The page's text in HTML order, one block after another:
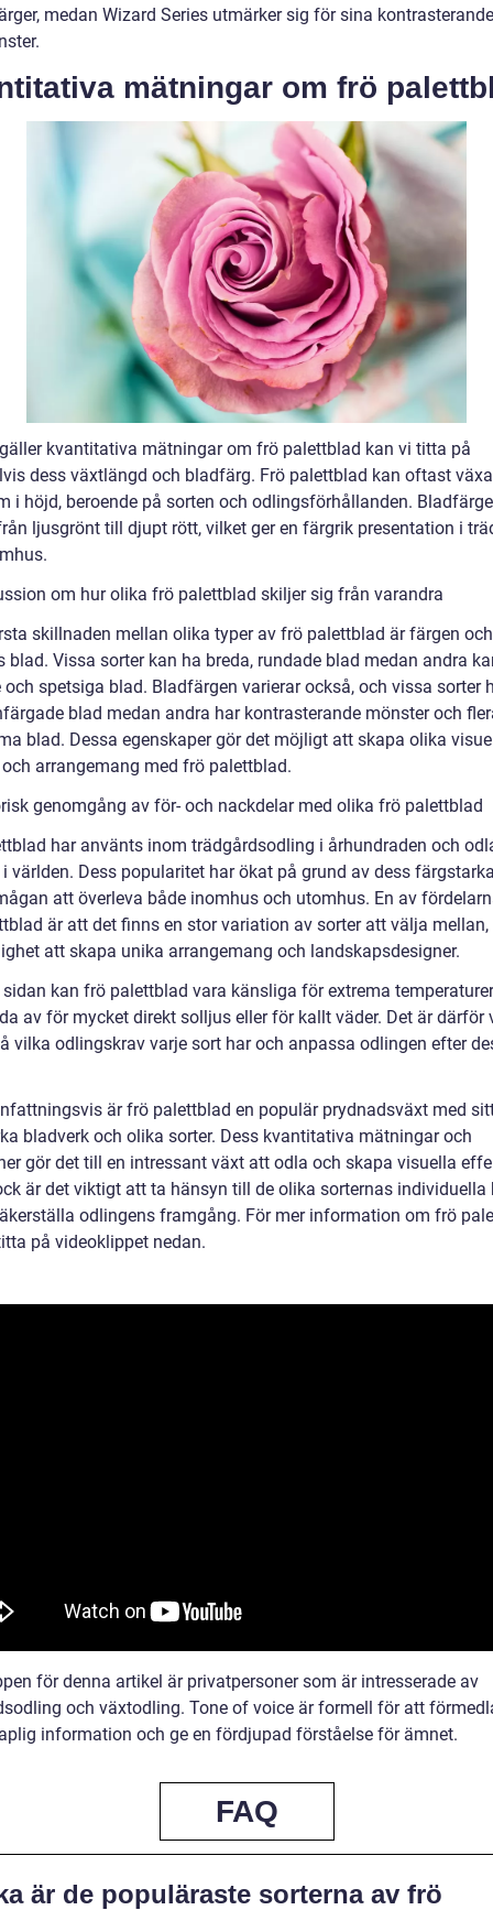
medan Wizard Series utmärker sig för sina kontrasterande
mätningar om frö
kvantitativa mätningar om frö palettblad kan vi titta på
dess växtlängd och bladfärg. Frö palettblad kan oftast
i höjd, beroende på sorten och odlingsförhållanden.
ljusgrönt till djupt rött, vilket ger en färgrik presentation i
om hur olika frö palettblad skiljer sig från varandra
skillnaden mellan olika typer av frö palettblad är färgen
blad. Vissa sorter kan ha breda, rundade blad medan andra
och spetsiga blad. Bladfärgen varierar också, och vissa sorter
blad medan andra har kontrasterande mönster och
blad. Dessa egenskaper gör det möjligt att skapa olika
arrangemang med frö palettblad.
genomgång av för- och nackdelar med olika frö palettblad
har använts inom trädgårdsodling i århundraden och
världen. Dess popularitet har ökat på grund av dess
att överleva både inomhus och utomhus. En av
är att det finns en stor variation av sorter att välja mellan,
att skapa unika arrangemang och landskapsdesigner.
sidan kan frö palettblad vara känsliga för extrema
av för mycket direkt solljus eller för kallt väder. Det är därför
vilka odlingskrav varje sort har och anpassa odlingen efter
är frö palettblad en populär prydnadsväxt med
bladverk och olika sorter. Dess kvantitativa mätningar och
gör det till en intressant växt att odla och skapa visuella
är det viktigt att ta hänsyn till de olika sorternas individuella
odlingens framgång. För mer information om frö
på videoklippet nedan.
för denna artikel är privatpersoner som är intresserade av
och växtodling. Tone of voice är formell för att
information och ge en fördjupad förståelse för ämnet.
FAQ
är de populäraste sorterna av frö